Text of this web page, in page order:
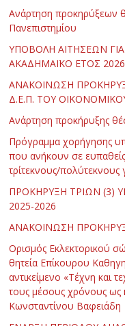
Ανάρτηση προκηρύξεων
Πανεπιστημίου
ΥΠΟΒΟΛΗ ΑΙΤΗΣΕΩΝ
ΑΚΑΔΗΜΑΪΚΟ ΕΤΟΣ
ΑΝΑΚΟΙΝΩΣΗ
Δ.Ε.Π. ΤΟΥ
Ανάρτηση προκήρυξης
Πρόγραμμα χορήγησης
που ανήκουν σε
τρίτεκνους/πολύτεκνους
ΠΡΟΚΗΡΥΞΗ ΤΡΙΩΝ (3)
2025-2026
ΑΝΑΚΟΙΝΩΣΗ
Ορισμός Εκλεκτορικού
θητεία Επίκουρου
αντικείμενο «Τέχνη και
τους μέσους χρόνους ως
Κωνσταντίνου Βαφειάδη